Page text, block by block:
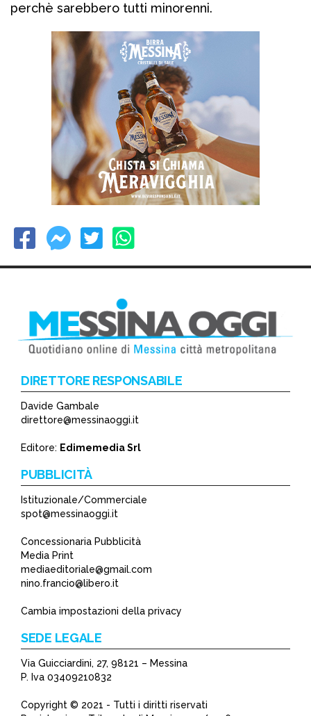
perchè sarebbero tutti minorenni.
DIRETTORE RESPONSABILE
Davide Gambale
direttore@messinaoggi.it
Editore: Edimemedia Srl
PUBBLICITÀ
Istituzionale/Commerciale
spot@messinaoggi.it
Concessionaria Pubblicità
Media Print
mediaeditoriale@gmail.com
nino.francio@libero.it
Cambia impostazioni della privacy
SEDE LEGALE
Via Guicciardini, 27, 98121 – Messina
P. Iva 03409210832
Copyright © 2021 - Tutti i diritti riservati